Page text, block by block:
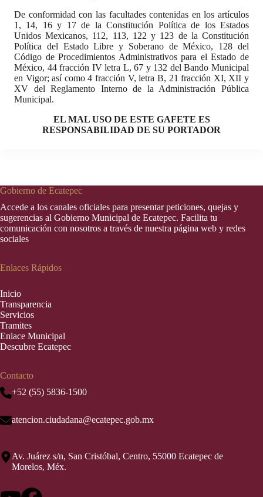
De conformidad con las facultades contenidas en los artículos
1, 14, 16 y 17 de la Constitución Política de los Estados
Unidos Mexicanos, 112, 113, 122 y 123 de la Constitución
Política del Estado Libre y Soberano de México, 128 del
Código de Procedimientos Administrativos para el Estado de
México, 44 fracción IV letra L, 67 y 132 del Bando Municipal
en Vigor; así como 4 fracción V, letra B, 21 fracción XI, XII y
XV del Reglamento Interno de la Administración Pública
Municipal.
EL MAL USO DE ESTE GAFETE ES
RESPONSABILIDAD DE SU PORTADOR
Gobierno de Ecatepec
Accede a los canales oficiales para presentar peticiones, quejas y
sugerencias al Gobierno Municipal de Ecatepec. Facilita tu
comunicación con nosotros a través de nuestra página web y redes
sociales
Enlaces Rápidos
Inicio
Transparencia
Servicios
Tramites
Enlace Municipal
Descubre Ecatepec
Contacto
+52 (55) 5836-1500
atencion.ciudadana@ecatepec.gob.mx
Av. Juárez s/n, San Cristóbal, Centro, 55000 Ecatepec de
Morelos, Méx.